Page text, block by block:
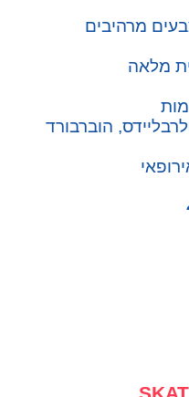
מרהיבים
מלאה
הוברבורד